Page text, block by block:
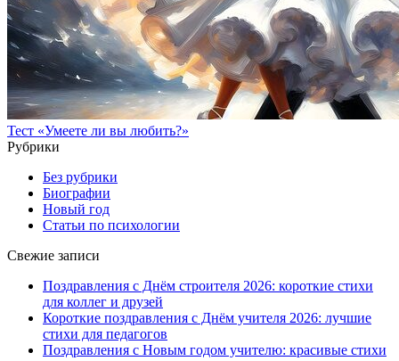
Тест «Умеете ли вы любить?»
Рубрики
Без рубрики
Биографии
Новый год
Статьи по психологии
Свежие записи
Поздравления с Днём строителя 2026: короткие стихи
для коллег и друзей
Короткие поздравления с Днём учителя 2026: лучшие
стихи для педагогов
Поздравления с Новым годом учителю: красивые стихи